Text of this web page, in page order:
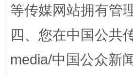
等传媒网站拥有管
四、您在中国公共
media/中国公众新